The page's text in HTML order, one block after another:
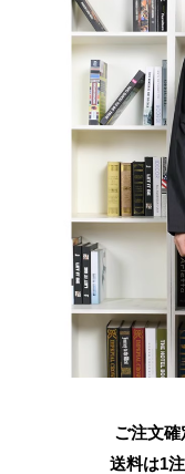
ご注文
送料は1